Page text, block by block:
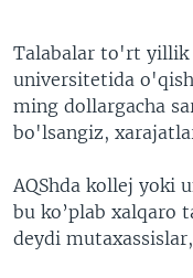
Talabalar to'rt yillik
universitetida
ming dollargacha
bo'lsangiz,
AQShda kollej yoki
bu ko’plab xalqaro
deydi